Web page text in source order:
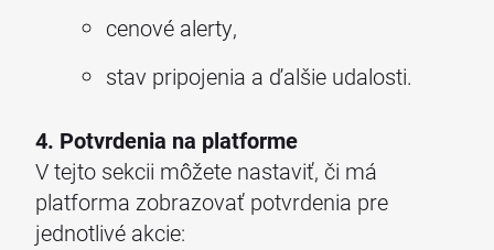
cenové alerty,
stav pripojenia a ďalšie udalosti.
4. Potvrdenia na platforme
V tejto sekcii môžete nastaviť, či má
platforma zobrazovať potvrdenia pre
jednotlivé akcie: